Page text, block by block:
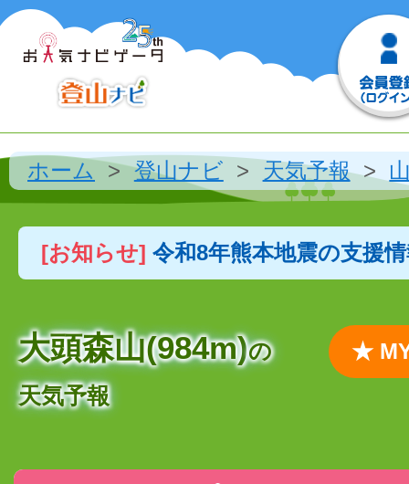
ホーム 登山ナビ 天気予報
[お知らせ] 令和8年熊本地震の支援
大頭森山(984m)の
天気予報
★